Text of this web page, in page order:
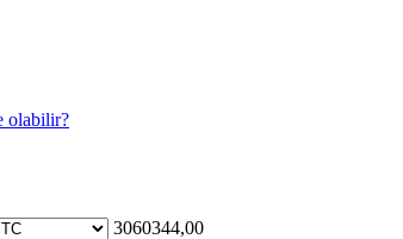
olabilir?
3060344,00